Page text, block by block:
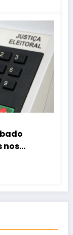
nos